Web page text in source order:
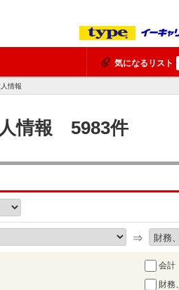
気になるリスト
情報
情報 5983件
⇒
会計
財務